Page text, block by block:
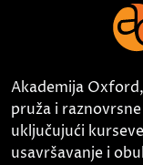
Akademija
pruža i
uključujući
usavršavanje i